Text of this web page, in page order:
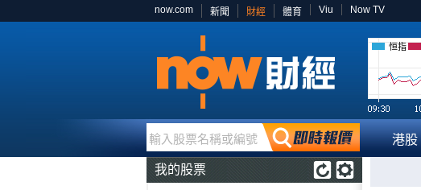
now.com 新聞 財經 體育 Viu Now TV
恒指
輸入股票名稱或編號 港股
我的股票